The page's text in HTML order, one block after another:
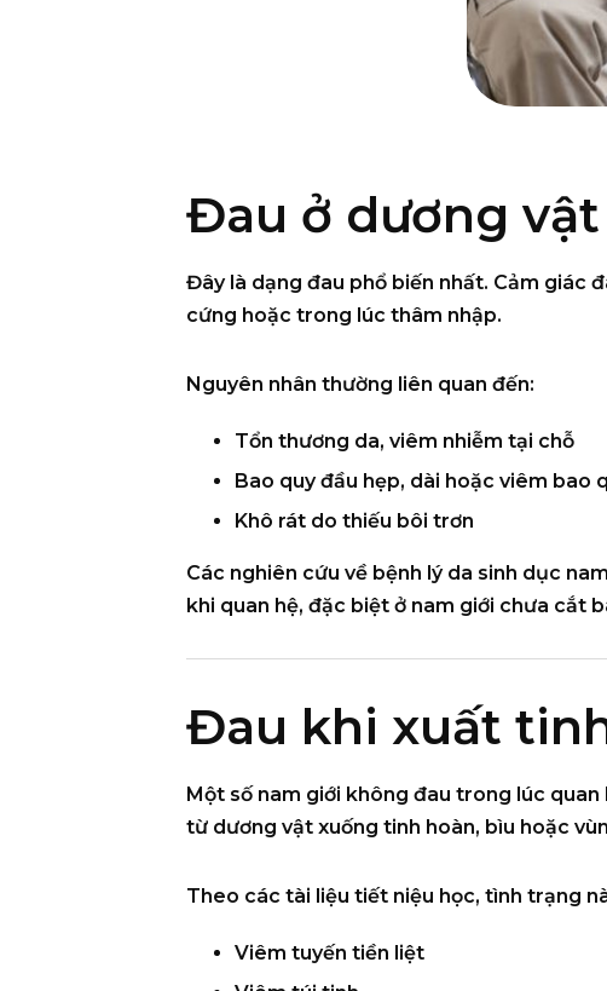
Đau ở dương
Đây là dạng đau phổ biến nhất. Cảm giác
cứng hoặc trong lúc thâm nhập.
Nguyên nhân thường liên quan đến:
Tổn thương da, viêm nhiễm tại chỗ
Bao quy đầu hẹp, dài hoặc viêm bao
Khô rát do thiếu bôi trơn
Các nghiên cứu về bệnh lý da sinh dục
khi quan hệ, đặc biệt ở nam giới chưa cắt
Đau khi xuất
Một số nam giới không đau trong lúc
từ dương vật xuống tinh hoàn, bìu hoặc
Theo các tài liệu tiết niệu học, tình trạng
Viêm tuyến tiền liệt